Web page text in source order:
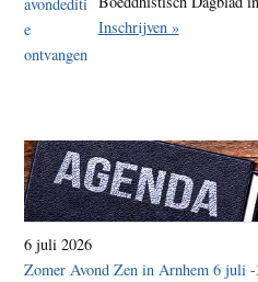
Inschrijven »
6 juli 2026
Zomer Avond Zen in Arnhem 6 juli -